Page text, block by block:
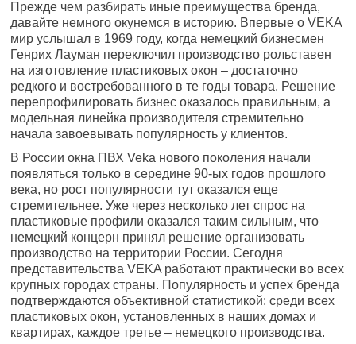
Прежде чем разбирать иные преимущества бренда,
давайте немного окунемся в историю. Впервые о VEKA
мир услышал в 1969 году, когда немецкий бизнесмен
Генрих Лауман переключил производство рольставен
на изготовление пластиковых окон – достаточно
редкого и востребованного в те годы товара. Решение
перепрофилировать бизнес оказалось правильным, а
модельная линейка производителя стремительно
начала завоевывать популярность у клиентов.
В России окна ПВХ Veka нового поколения начали
появляться только в середине 90-ых годов прошлого
века, но рост популярности тут оказался еще
стремительнее. Уже через несколько лет спрос на
пластиковые профили оказался таким сильным, что
немецкий концерн принял решение организовать
производство на территории России. Сегодня
представительства VEKA работают практически во всех
крупных городах страны. Популярность и успех бренда
подтверждаются объективной статистикой: среди всех
пластиковых окон, установленных в наших домах и
квартирах, каждое третье – немецкого производства.